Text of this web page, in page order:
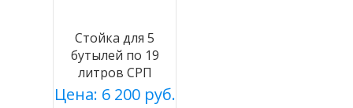
Стойка для 5
бутылей по 19
литров СРП
серебро
Цена: 6 200 руб.